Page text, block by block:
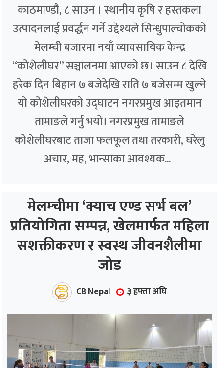
काठमाण्डौ, ८ साउन । स्थानीय कृषि र हस्तकला
उत्पादनलाई प्रवर्द्धन गर्ने उद्देश्यले सिन्धुपाल्चोकको
मेलम्ची बजारमा नयाँ व्यावसायिक केन्द्र
“कोशेलीघर” सञ्चालनमा आएको छ। साउन ८ देखि
हरेक दिन बिहान ७ बजेदेखि राति ७ बजेसम्म खुल्ने
यो कोशेलीघरको उद्घाटन नगरप्रमुख आइतमान
तामाङले गर्नु भयो। नगरप्रमुख तामाङले
कोशेलीघरबाट ताजा फलफूल तथा तरकारी, घरेलु
अचार, मह, भान्साका आवश्यक...
मेलम्चीमा ‘क्याच एण्ड सर्भ बल’
प्रतियोगिता सम्पन्न, खेलमार्फत महिला
सशक्तीकरण र स्वस्थ जीवनशैलीमा
जोड
CB Nepal ३ हफ्ता अघि